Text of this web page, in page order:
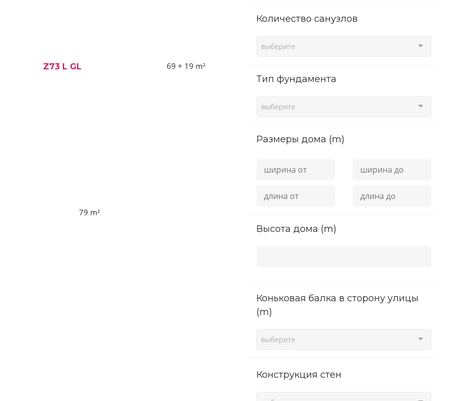
Z73 L GL 69 + 19 m²
79 m²
Количество санузлов
выберите
Тип фундамента
выберите
Размеры дома (m)
высота дома (m)
Коньковая балка в сторону улицы
(m)
выберите
Конструкция стен